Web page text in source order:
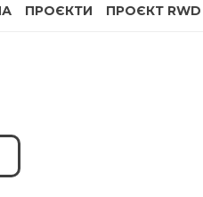
ПРОЄКТИ ПРОЄКТ RWD